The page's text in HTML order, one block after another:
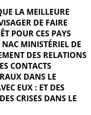
LA MEILLEURE
DE FAIRE
POUR CES PAYS
MINISTÉRIEL DE
DES RELATIONS
CONTACTS
DANS LE
EUX : ET DES
CRISES DANS LE